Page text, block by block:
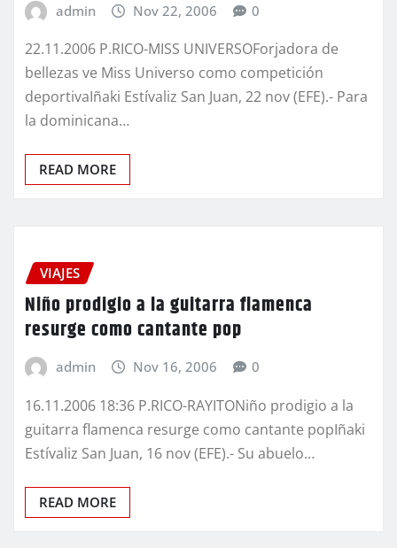
admin Nov 22, 2006 0
22.11.2006 P.RICO-MISS UNIVERSOForjadora de
bellezas ve Miss Universo como competición
deportivaIñaki Estívaliz San Juan, 22 nov (EFE).- Para
la dominicana…
READ MORE
VIAJES
Niño prodigio a la guitarra flamenca
resurge como cantante pop
admin Nov 16, 2006 0
16.11.2006 18:36 P.RICO-RAYITONiño prodigio a la
guitarra flamenca resurge como cantante popIñaki
Estívaliz San Juan, 16 nov (EFE).- Su abuelo…
READ MORE